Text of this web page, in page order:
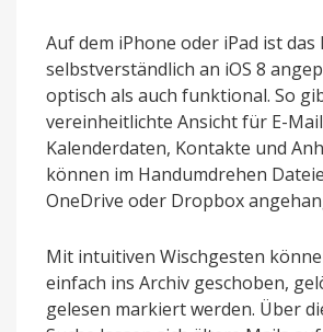
Auf dem iPhone oder iPad ist das
selbstverständlich an iOS 8
optisch als auch funktional. So
vereinheitlichte Ansicht für E-
Kalenderdaten, Kontakte und
können im Handumdrehen
OneDrive oder Dropbox
Mit intuitiven Wischgesten
einfach ins Archiv geschoben,
gelesen markiert werden. Über